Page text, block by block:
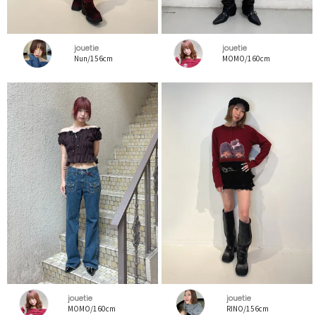
jouetie
Nun/156cm
jouetie
MOMO/160cm
jouetie
MOMO/160cm
jouetie
RINO/156cm